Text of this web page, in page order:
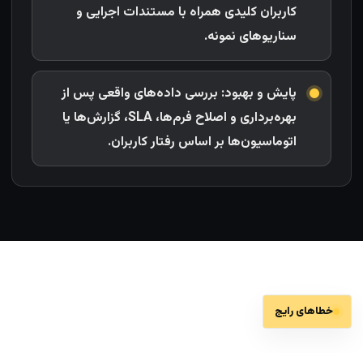
کاربران کلیدی همراه با مستندات اجرایی و
سناریوهای نمونه.
پایش و بهبود: بررسی داده‌های واقعی پس از
بهره‌برداری و اصلاح فرم‌ها، SLA، گزارش‌ها یا
اتوماسیون‌ها بر اساس رفتار کاربران.
خطاهای رایج